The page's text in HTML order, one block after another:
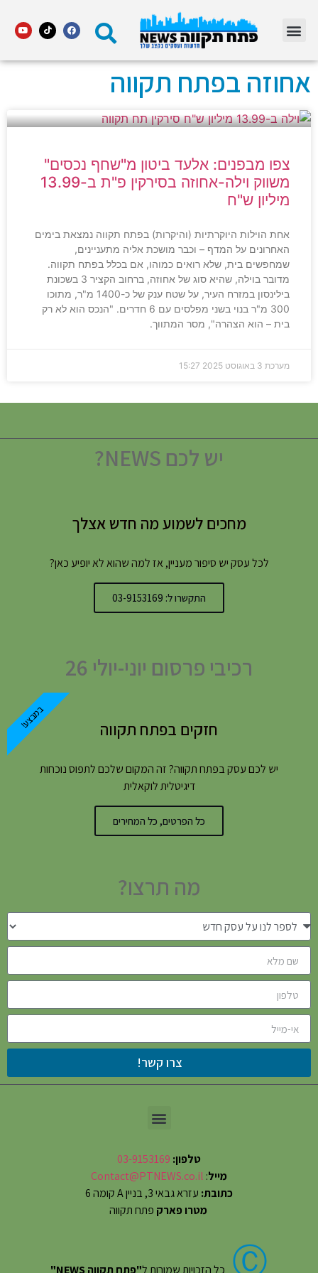
אחוזה בפתח תקווה
צפו מבפנים: אלעד ביטון מ"שחף נכסים"
משווק וילה-אחוזה בסירקין פ"ת ב-13.99
מיליון ש"ח
אחת הוילות היוקרתיות (והיקרות) בפתח תקווה נמצאת בימים
האחרונים על המדף – וכבר מושכת אליה מתעניינים,
שמחפשים בית, שלא רואים כמוהו, אם בכלל בפתח תקווה.
מדובר בוילה, שהיא סוג של אחוזה, ברחוב הקציר 3 בשכונת
בילינסון במזרח העיר, על שטח ענק של כ-1400 מ"ר, מתוכו
300 מ"ר בנוי בשני מפלסים עם 6 חדרים. "הנכס הוא לא רק
בית – הוא הצהרה", מסר המתווך.
מערכת 3 באוגוסט 2025 15:27
יש לכם NEWS?
מחכים לשמוע מה חדש אצלך
לכל עסק יש סיפור מעניין, אז למה שהוא לא יופיע כאן?
התקשרו ל: 03-9153169
רכיבי פרסום יוני-יולי 26
חזקים בפתח תקווה
יש לכם עסק בפתח תקווה? זה המקום שלכם לתפוס נוכחות
דיגיטלית לוקאלית
כל הפרטים, כל המחירים
במבצע!
מה תרצו?
צרו קשר!
טלפון: 03-9153169
מייל:
Contact@PTNEWS.co.il
כתובת: עזרא גבאי 3, בניין A קומה 6
מטרו פארק פתח תקווה
Ⓒ